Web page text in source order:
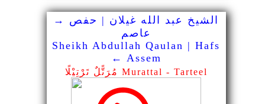
الشيخ عبد الله غيلان | حفص →
عاصم
Sheikh Abdullah Qaulan | Hafs
← Assem
مُرَتًّلٌ تَرْتِيْلًا Murattal - Tarteel